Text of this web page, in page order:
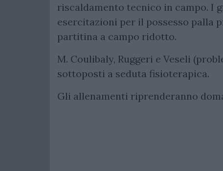
riscaldamento tecnico in campo. I
esercitazioni per il possesso palla
partitina a campo ridotto.
M. Coulibaly, Ruggeri e Veseli
sottoposti a seduta fisioterapica.
Gli allenamenti riprenderanno